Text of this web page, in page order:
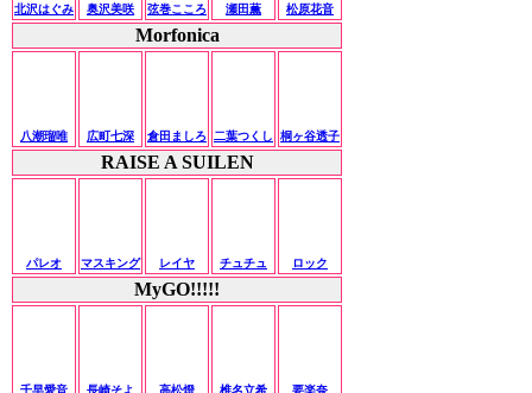
北沢はぐみ 奥沢美咲 弦巻こころ 瀬田薫 松原花音
Morfonica
八潮瑠唯 広町七深 倉田ましろ 二葉つくし 桐ヶ谷透子
RAISE A SUILEN
パレオ マスキング レイヤ チュチュ ロック
MyGO!!!!!
千早愛音 長崎そよ 高松燈 椎名立希 要楽奈